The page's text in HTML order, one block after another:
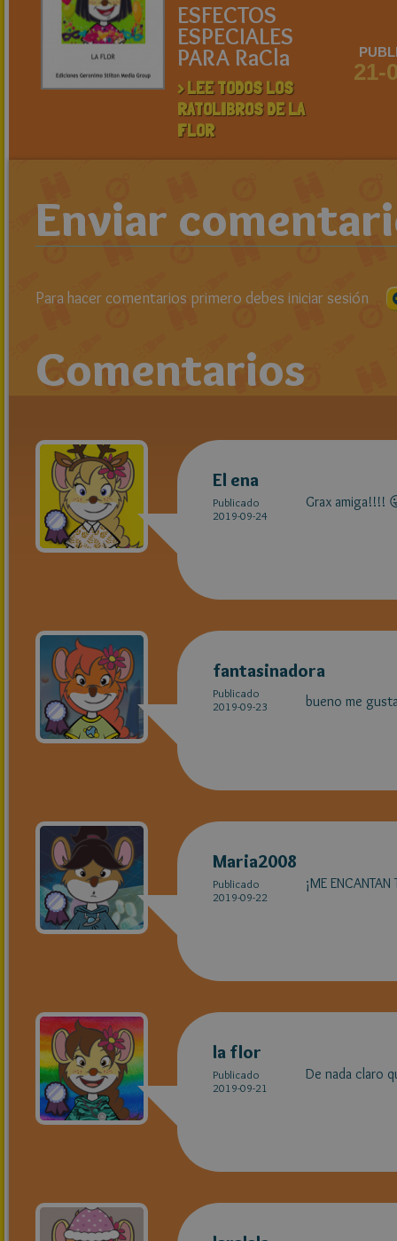
ESFECTOS
ESPECIALES
PARA RaCla
> LEE TODOS LOS
RATOLIBROS DE LA
FLOR
21-
Enviar
Para hacer comentarios primero debes iniciar sesión
Comentarios
El ena
Publicado
2019-09-24
Grax amiga!!!!
fantasinadora
Publicado
2019-09-23
bueno me
Maria2008
Publicado
2019-09-22
¡ME
la flor
Publicado
2019-09-21
De nada claro